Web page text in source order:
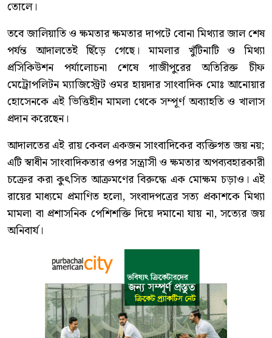
তোলে।
তবে জালিয়াতি ও ক্ষমতার ক্ষমতার দাপটে বোনা মিথ্যার জাল শেষ
পর্যন্ত আদালতেই ছিঁড়ে গেছে। মামলার খুঁটিনাটি ও মিথ্যা
প্রসিকিউশন পর্যালোচনা শেষে গাজীপুরের অতিরিক্ত চীফ
মেট্রোপলিটন ম্যাজিস্ট্রেট ওমর হায়দার সাংবাদিক মোঃ আনোয়ার
হোসেনকে এই ভিত্তিহীন মামলা থেকে সম্পূর্ণ অব্যাহতি ও খালাস
প্রদান করেছেন।
আদালতের এই রায় কেবল একজন সাংবাদিকের ব্যক্তিগত জয় নয়;
এটি স্বাধীন সাংবাদিকতার ওপর সন্ত্রাসী ও ক্ষমতার অপব্যবহারকারী
চক্রের করা কুৎসিত আক্রমণের বিরুদ্ধে এক মোক্ষম চড়াও। এই
রায়ের মাধ্যমে প্রমাণিত হলো, সংবাদপত্রের সত্য প্রকাশকে মিথ্যা
মামলা বা প্রশাসনিক পেশিশক্তি দিয়ে দমানো যায় না, সত্যের জয়
অনিবার্য।